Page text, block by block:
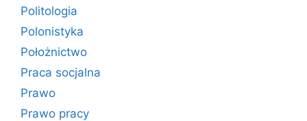
Politologia
Polonistyka
Położnictwo
Praca socjalna
Prawo
Prawo pracy